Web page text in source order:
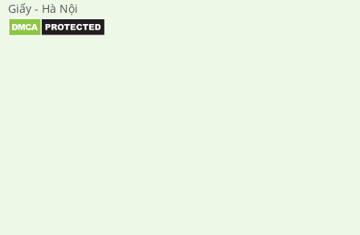
Giấy - Hà Nội